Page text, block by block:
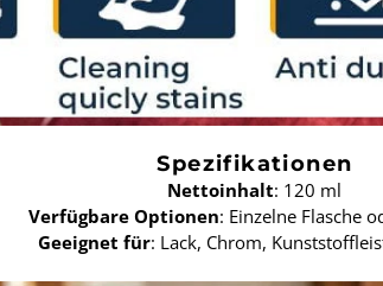
Spezifikationen
Nettoinhalt: 120 ml
Verfügbare Optionen: Einzelne Flasche
Geeignet für: Lack, Chrom,